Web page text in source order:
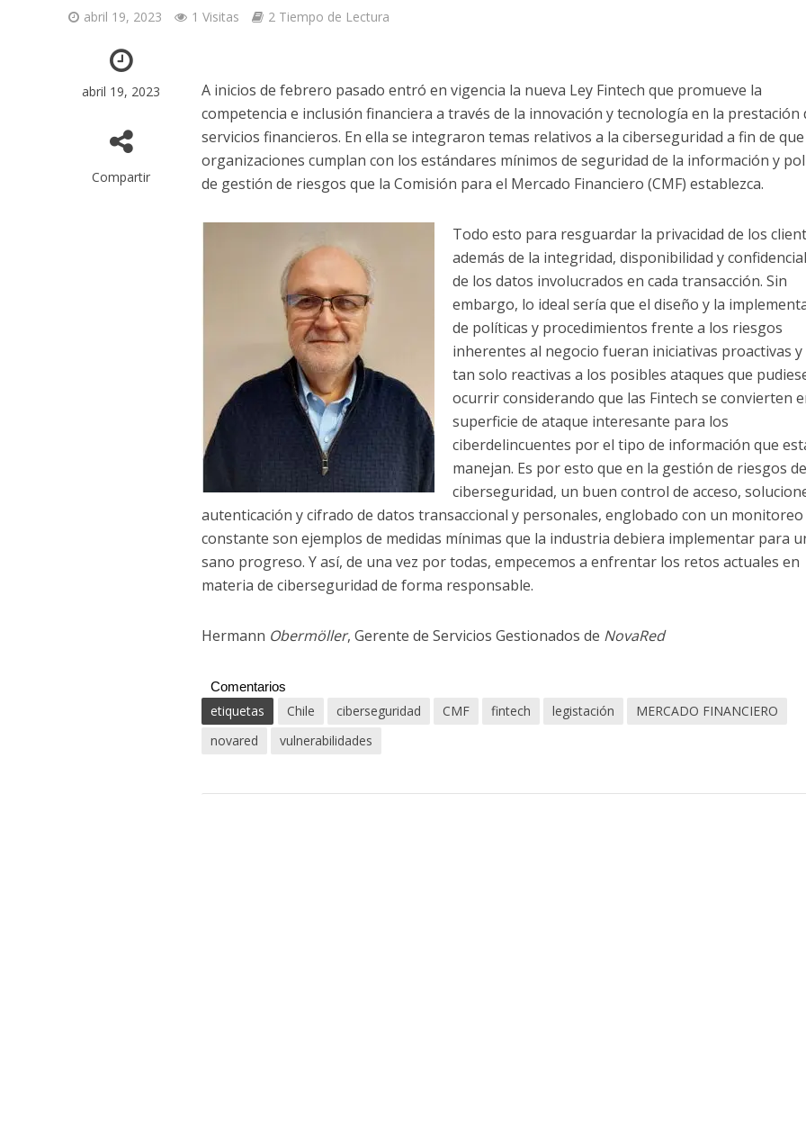
abril 19, 2023 1 Visitas 2 Tiempo de Lectura
abril 19, 2023
Compartir
A inicios de febrero pasado entró en vigencia la nueva Ley Fintech que promueve la
competencia e inclusión financiera a través de la innovación y tecnología en la prestación
servicios financieros. En ella se integraron temas relativos a la ciberseguridad a fin de
organizaciones cumplan con los estándares mínimos de seguridad de la información y
de gestión de riesgos que la Comisión para el Mercado Financiero (CMF) establezca.
Todo esto para resguardar la privacidad de los
además de la integridad, disponibilidad y
de los datos involucrados en cada transacción. Sin
embargo, lo ideal sería que el diseño y la
de políticas y procedimientos frente a los riesgos
inherentes al negocio fueran iniciativas proactivas y
tan solo reactivas a los posibles ataques que
ocurrir considerando que las Fintech se convierten
superficie de ataque interesante para los
ciberdelincuentes por el tipo de información que
manejan. Es por esto que en la gestión de riesgos de
ciberseguridad, un buen control de acceso,
autenticación y cifrado de datos transaccional y personales, englobado con un monitoreo
constante son ejemplos de medidas mínimas que la industria debiera implementar para
sano progreso. Y así, de una vez por todas, empecemos a enfrentar los retos actuales en
materia de ciberseguridad de forma responsable.
Hermann Obermöller, Gerente de Servicios Gestionados de NovaRed
Comentarios
etiquetas Chile ciberseguridad CMF fintech legistación
MERCADO FINANCIERO
novared
vulnerabilidades